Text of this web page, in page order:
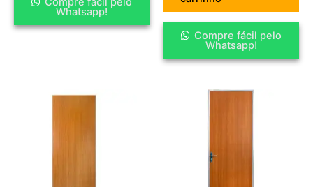
Whatsapp!
Compre fácil pelo
Whatsapp!